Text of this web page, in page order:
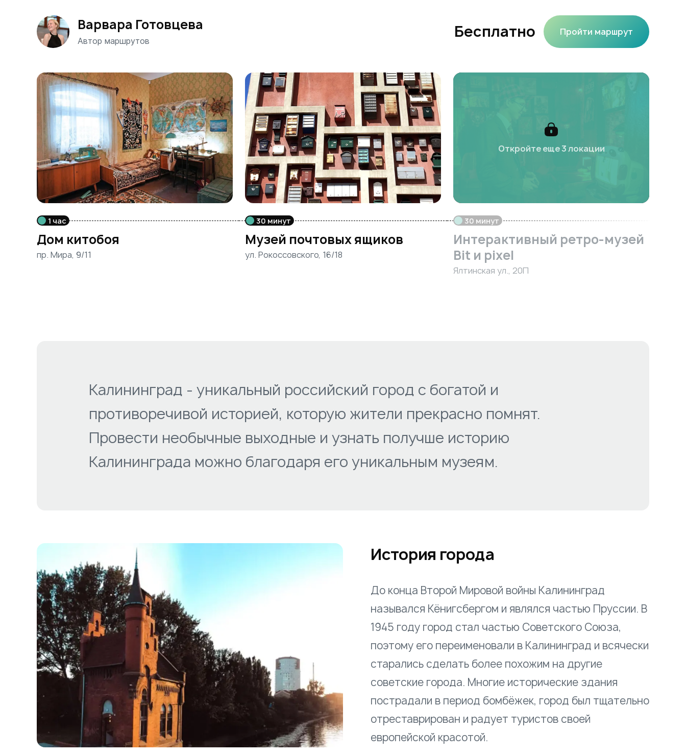
Варвара Готовцева
Автор маршрутов Бесплатно Пройти маршрут
1 час
Дом китобоя
пр. Мира, 9/11
30 минут
Музей почтовых ящиков
ул. Рокоссовского, 16/18
Откройте еще 3 локации
30 минут
Интерактивный ретро-музей
Bit и pixel
Ялтинская ул., 20П
Калининград - уникальный российский город с богатой и
противоречивой историей, которую жители прекрасно помнят.
Провести необычные выходные и узнать получше историю
Калининграда можно благодаря его уникальным музеям.
История города
До конца Второй Мировой войны Калининград
назывался Кёнигсбергом и являлся частью Пруссии. В
1945 году город стал частью Советского Союза,
поэтому его переименовали в Калининград и всячески
старались сделать более похожим на другие
советские города. Многие исторические здания
пострадали в период бомбёжек, город был тщательно
отреставрирован и радует туристов своей
европейской красотой.